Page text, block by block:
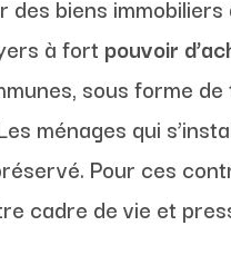
des biens
à fort pouvoir
sous forme de
ménages qui
Pour ces
cadre de vie et